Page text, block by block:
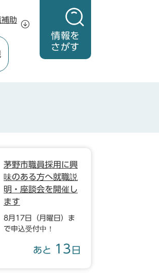
情報を
さがす
補助
茅野市職員採用に興
味のある方へ就職説
明・座談会を開催し
ます
8月17日（月曜日）ま
で申込受付中！
あと 13 日